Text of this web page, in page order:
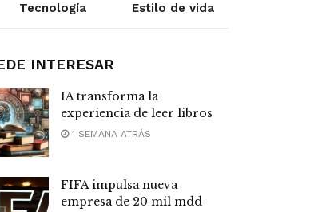
Tecnología Estilo de vida
INTERESAR
IA transforma la
experiencia de leer libros
1 SEMANA ATRÁS
FIFA impulsa nueva
empresa de 20 mil mdd